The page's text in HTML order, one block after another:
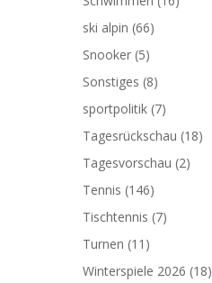
ski alpin (66)
Snooker(5)
Sonstiges (8)
sportpolitik(7)
Tagesrückschau (18)
Tagesvorschau (2)
Tennis (146)
Tischtennis (7)
Turnen (11)
Winterspiele 2026 (18)